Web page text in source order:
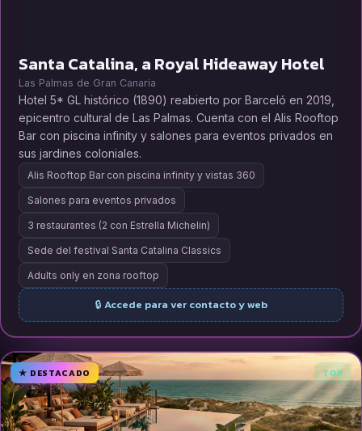
Santa Catalina, a Royal Hideaway Hotel
Las Palmas de Gran Canaria
Hotel 5* GL histórico (1890) reabierto por Barceló en 2019,
epicentro cultural de Las Palmas. Cuenta con el Alis Rooftop
Bar con piscina infinity y salones para eventos privados en
sus jardines coloniales.
Alis Rooftop Bar con piscina infinity y vistas 360
Salones para eventos privados
3 restaurantes (2 con Estrella Michelin)
Sede del festival Santa Catalina Classics
Adults only en zona rooftop
🔒 Accede para ver contacto y web
★ DESTACADO TOP